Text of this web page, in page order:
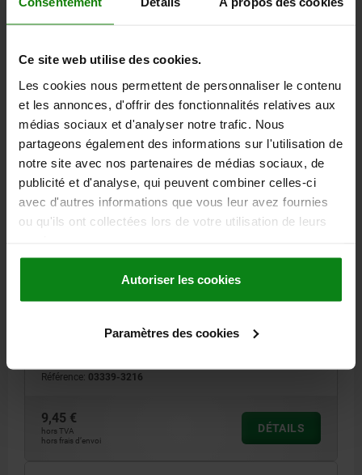
Ce site web utilise des cookies.
Les cookies nous permettent de personnaliser le contenu
et les annonces, d'offrir des fonctionnalités relatives aux
médias sociaux et d'analyser notre trafic. Nous
partageons également des informations sur l'utilisation de
notre site avec nos partenaires de médias sociaux, de
publicité et d'analyse, qui peuvent combiner celles-ci
avec d'autres informations que vous leur avez fournies
ou qu'ils ont collectées lors de votre utilisation de leurs
Autoriser les cookies
Paramètres des cookies
8,04 €
POUSSOIR TIGE TRAC/PRES RESSORT RENFORCÉ,
F1 N=35 F2 (N) =103 COURSE=8,7
Référence: 03339-3216
9,45 €
hors TVA
hors frais d’envoi
DÉTAILS